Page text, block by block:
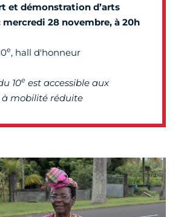
et démonstration d’arts
28 novembre, à 20h
e, hall d'honneur
10e est accessible aux
à mobilité réduite